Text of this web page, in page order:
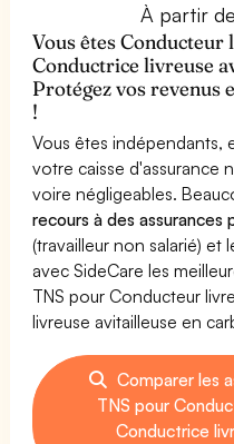
À partir
Vous êtes
Conductrice livreuse
Protégez vos revenus
!
Vous êtes indépendants,
votre caisse d'assurance
voire négligeables.
recours à des assurances
(travailleur non salarié) et
avec SideCare les
TNS pour Conducteur
livreuse avitailleuse en
Comparer les
TNS pour
Conductrice